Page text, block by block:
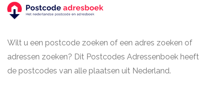
Wilt u een postcode zoeken of een adres zoeken of
adressen zoeken? Dit Postcodes Adressenboek heeft
de postcodes van alle plaatsen uit Nederland.